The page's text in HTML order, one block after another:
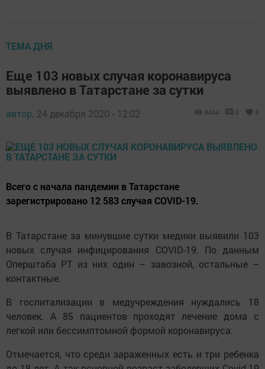
ТЕМА ДНЯ
Еще 103 новых случая коронавируса
выявлено в Татарстане за сутки
автор, 24 декабря 2020 - 12:02 3404 0 0
Всего с начала пандемии в Татарстане
зарегистрировано 12 583 случая COVID-19.
В Татарстане за минувшие сутки медики выявили 103
новых случая инфицирования COVID-19. По данным
Оперштаба РТ из них один – завозной, остальные –
контактные.
В госпитализации в медучреждения нуждались 18
человек. А 85 пациентов проходят лечение дома с
легкой или бессимптомной формой коронавируса.
Отмечается, что среди зараженных есть и три ребенка